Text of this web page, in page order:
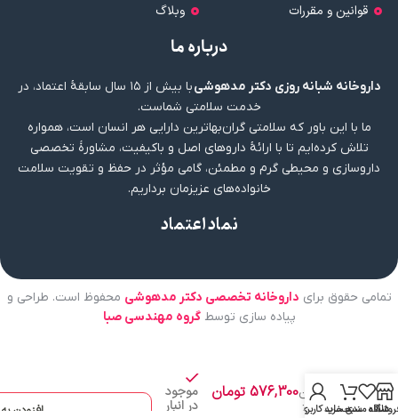
قوانین و مقررات
وبلاگ
درباره ما
داروخانه شبانه روزی دکتر مدهوشی
با بیش از ۱۵ سال سابقهٔ اعتماد، در
خدمت سلامتی شماست.
ما با این باور که سلامتی گران‌بهاترین دارایی هر انسان است، همواره
تلاش کرده‌ایم تا با ارائهٔ داروهای اصل و باکیفیت، مشاورهٔ تخصصی
داروسازی و محیطی گرم و مطمئن، گامی مؤثر در حفظ و تقویت سلامت
خانواده‌های عزیزمان برداریم.
نماد اعتماد
تمامی حقوق برای داروخانه تخصصی دکتر مدهوشی محفوظ است. طراحی و
پیاده سازی توسطگروه مهندسی صبا
علاقه مندیسبد خرید
حساب کاربری من
ویتامین
سی 20%
576,300 تومان موجود
در انبار افزودن